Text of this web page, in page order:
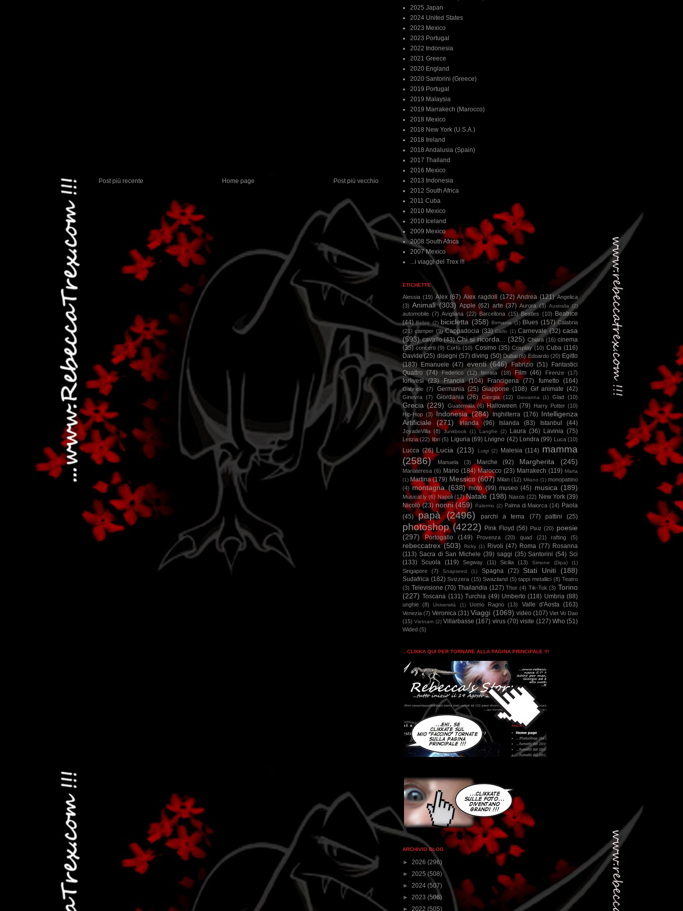
Post più recente Post più vecchio
Home page
2025 Japan
2024 United States
2023 Mexico
2023 Portugal
2022 Indonesia
2021 Greece
2020 England
2020 Santorini (Greece)
2019 Portugal
2019 Malaysia
2019 Marrakech (Marocco)
2018 Mexico
2018 New York (U.S.A.)
2018 Ireland
2018 Andalusia (Spain)
2017 Thailand
2016 Mexico
2013 Indonesia
2012 South Africa
2011 Cuba
2010 Mexico
2010 Iceland
2009 Mexico
2008 South Africa
2007 Mexico
...i viaggi del Trex !!!
ETICHETTE
Alessia (19) Alex (67) Alex ragdoll (172) Andrea (121) Angelica
(3) Animali (303) Apple (62) arte (37) Aurora (3) Australia (2)
automobile (7) Avigliana (22) Barcellona (15) Beatles (10)
Beatrice
(44) Belize (2) bicicletta (358) Birmania (1) Blues (157) Calabria
(21) camper (9) Cappadocia (33) Carlo (1) Carnevale (32) casa
(593) cavallo (43) Chi si ricorda... (325) Chiara (16) cinema
(35) concerti (9) Corfù (10) Cosimo (35) Cosplay (10) Cuba (116)
Davide (25) disegni (57) diving (50) Dubai (6) Edoardo (20) Egitto
(183)
Emanuele (47) eventi (646) Fabrizio (51)
Fantastici
Quattro (74) Federico (12) ferrata (18) Film (46) Firenze (17)
forlivesi (23) Francia (104) Francigena (77) fumetto (164)
Gabriele (7) Germania (25) Giappone (108) Gif animate (42)
Ginevra (7) Giordania (26) Giorgia (12) Giovanna (1) Glad (10)
Grecia (229) Guatemala (6) Halloween (79) Harry Potter (10)
Hip-Hop (3) Indonesia (284) Inghilterra (176) Intelligenza
Artificiale
(271) Irlanda (96) Islanda (83) Istanbul (44)
JoyadeVilla (8) Junkbook (1) Langhe (2) Laura (36) Lavinia (75)
Letizia (22) libri (5) Liguria (69) Livigno (42) Londra (99) Luca (10)
Lucca (26) Lucia (213) Luigi (2) Malesia (114) mamma
(2586)
Manuela (3) Marche (92) Margherita (245)
Mariateresa (6) Mario (184) Marocco (23) Marrakech (119) Marta
(1) Martina (179) Messico (607) Milan (12) Milano (1) monopattino
(4) montagna (638) moto (99) museo (45) musica (189)
Musical.ly (6) Napoli (17) Natale (198) Naxos (22) New York (39)
Nicolò (23) nonni (459) Palermo (2) Palma di Maiorca (14) Paola
(45)
papà (2496) parchi a tema (77) pattini (25)
photoshop (4222) Pink Floyd (56) Pixiz (20) poesie
(297)
Portogallo (149) Provenza (20) quad (21) rafting (5)
rebeccatrex (503) Ricky (1) Rivoli (47) Roma (77) Rosanna
(113) Sacra di San Michele (39) saggi (35) Santorini (54) Sci
(133) Scuola (119) Segway (11) Sicilia (13) Simone (Dipa) (1)
Singapore (7) Snapseed (1) Spagna (72) Stati Uniti (188)
Sudafrica (182) Svizzera (15) Swaziland (5) tappi metallici (8) Teatro
(3) Televisione (70) Thailandia (127) Thor (4) Tik-Tok (3) Torino
(227) Toscana (131) Turchia (49) Umberto (118) Umbria (88)
unghie (8) Università (1) Uomo Ragno (13) Valle d'Aosta (163)
Venezia (7) Veronica (31) Viaggi (1069) video (107) Viet Vo Dao
(15) Vietnam (2) Villarbasse (167) virus (70) visite (127) Who (51)
Wided (5)
...CLIKKA QUI PER TORNARE ALLA PAGINA PRINCIPALE !!!
ARCHIVIO BLOG
► 2026 (296)
► 2025 (508)
► 2024 (507)
► 2023 (506)
► 2022 (505)